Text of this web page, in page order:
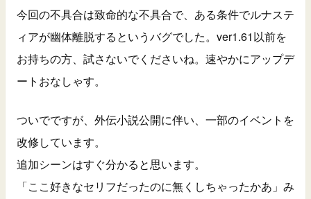
今回の不具合は致命的な不具合で、ある条件でルナステ
ィアが幽体離脱するというバグでした。ver1.61以前を
お持ちの方、試さないでくださいね。速やかにアップデ
ートおなしゃす。
ついでですが、外伝小説公開に伴い、一部のイベントを
改修しています。
追加シーンはすぐ分かると思います。
「ここ好きなセリフだったのに無くしちゃったかあ」み